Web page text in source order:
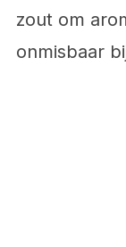
zout om
onmisbaar